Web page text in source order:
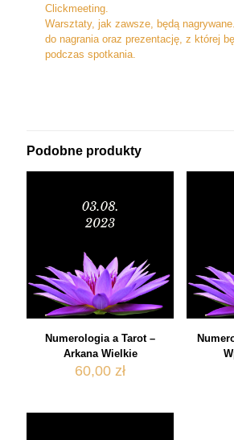
Clickmeeting.
Warsztaty, jak zawsze, będą
do nagrania oraz prezentację, z której
podczas spotkania.
Podobne produkty
Numerologia a Tarot –
Arkana Wielkie
60,00zł